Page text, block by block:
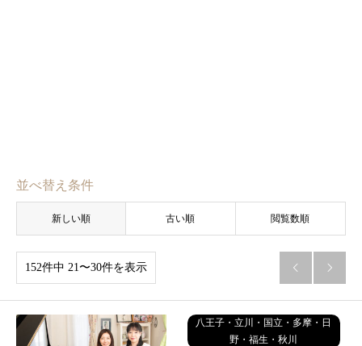
並べ替え条件
新しい順 古い順 閲覧数順
152件中 21〜30件を表示  
八王子・立川・国立・多摩・日
野・福生・秋川